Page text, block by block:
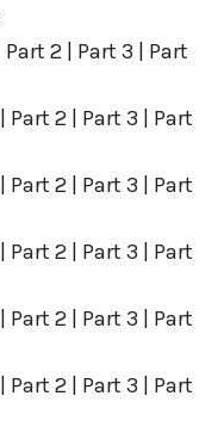
Part 2 | Part 3 | Part
Part 2 | Part 3 | Part
Part 2 | Part 3 | Part
Part 2 | Part 3 | Part
Part 2 | Part 3 | Part
Part 2 | Part 3 | Part